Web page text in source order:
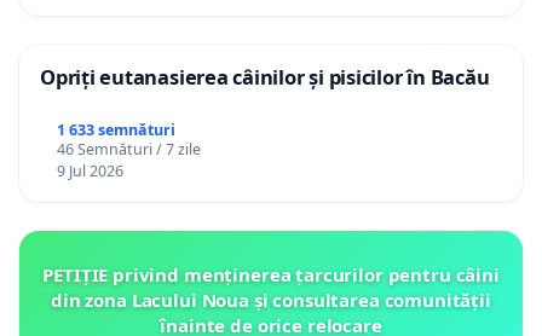
Opriți eutanasierea câinilor și pisicilor în Bacău
1 633 semnături
46 Semnături / 7 zile
9 Jul 2026
PETIȚIE privind menținerea țarcurilor pentru câini
din zona Lacului Noua și consultarea comunității
înainte de orice relocare